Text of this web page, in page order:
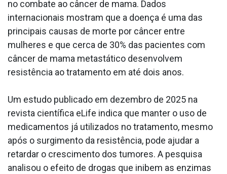
no combate ao câncer de mama. Dados
internacionais mostram que a doença é uma das
principais causas de morte por câncer entre
mulheres e que cerca de 30% das pacientes com
câncer de mama metastático desenvolvem
resistência ao tratamento em até dois anos.
Um estudo publicado em dezembro de 2025 na
revista científica eLife indica que manter o uso de
medicamentos já utilizados no tratamento, mesmo
após o surgimento da resistência, pode ajudar a
retardar o crescimento dos tumores. A pesquisa
analisou o efeito de drogas que inibem as enzimas